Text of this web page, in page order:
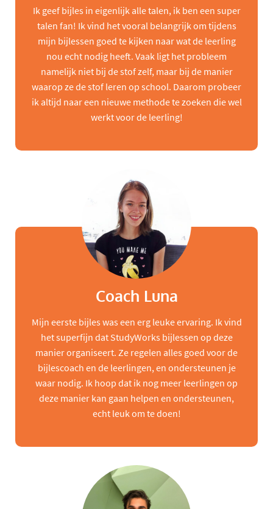
Ik geef bijles in eigenlijk alle talen, ik ben een super
talen fan! Ik vind het vooral belangrijk om tijdens
mijn bijlessen goed te kijken naar wat de leerling
nou echt nodig heeft. Vaak ligt het probleem
namelijk niet bij de stof zelf, maar bij de manier
waarop ze de stof leren op school. Daarom probeer
ik altijd naar een nieuwe methode te zoeken die wel
werkt voor de leerling!
Coach Luna
Mijn eerste bijles was een erg leuke ervaring. Ik vind
het superfijn dat StudyWorks bijlessen op deze
manier organiseert. Ze regelen alles goed voor de
bijlescoach en de leerlingen, en ondersteunen je
waar nodig. Ik hoop dat ik nog meer leerlingen op
deze manier kan gaan helpen en ondersteunen,
echt leuk om te doen!